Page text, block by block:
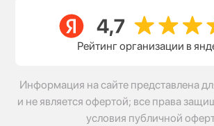
Рейтинг организации в
Информация на сайте представлена
и не является офертой; все права
условия публичной